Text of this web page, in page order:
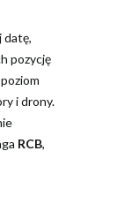
datę,
pozycję
i drony.
RCB,